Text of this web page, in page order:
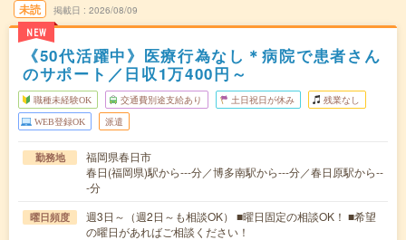
未読
NEW
掲載日 2026/08/09
《50代活躍中》医療行為なし＊病院で患者さん
のサポート／日収1万400円～
職種未経験OK 交通費別途支給あり 土日祝日が休み 残業なし
WEB登録OK 派遣
勤務地
福岡県春日市
春日(福岡県)駅から---分／博多南駅から---分／春日原駅から--
-分
曜日頻度
週3日～（週2日～も相談OK） ■曜日固定の相談OK！ ■希望
の曜日があればご相談ください！